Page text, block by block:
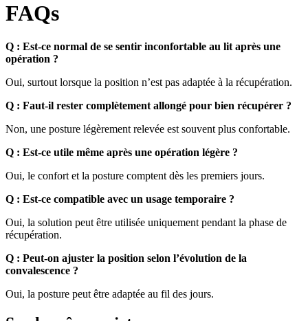
FAQs
Q : Est-ce normal de se sentir inconfortable au lit après une
opération ?
Oui, surtout lorsque la position n’est pas adaptée à la récupération.
Q : Faut-il rester complètement allongé pour bien récupérer ?
Non, une posture légèrement relevée est souvent plus confortable.
Q : Est-ce utile même après une opération légère ?
Oui, le confort et la posture comptent dès les premiers jours.
Q : Est-ce compatible avec un usage temporaire ?
Oui, la solution peut être utilisée uniquement pendant la phase de
récupération.
Q : Peut-on ajuster la position selon l’évolution de la
convalescence ?
Oui, la posture peut être adaptée au fil des jours.